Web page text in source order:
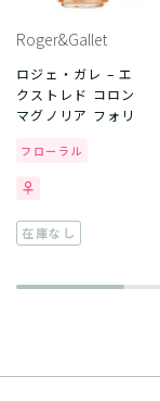
Roger&Gallet
ロジェ・ガレ – エ
クストレド コロン
マグノリア フォリ
フローラル
在庫なし